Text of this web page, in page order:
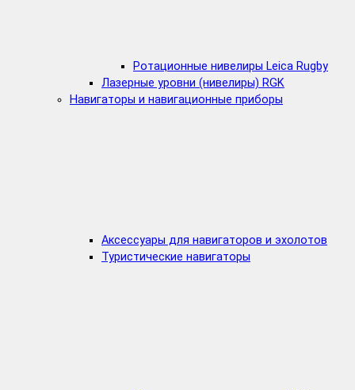
Ротационные нивелиры Leica Rugby
Лазерные уровни (нивелиры) RGK
Навигаторы и навигационные приборы
Аксессуары для навигаторов и эхолотов
Туристические навигаторы